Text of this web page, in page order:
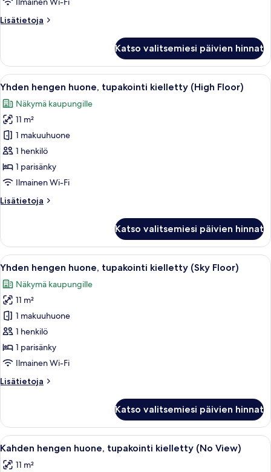
(No
Lisätietoja
Lisätietoja
huone,
tupakointi
kielletty
View)
Katso valitsemiesi päivien hinnat
Avaa
kaikki
huonetyypin
Yhden
hengen
huone,
tupakointi
kielletty
Floor)
Hotellihuone, jossa on sänky,
46
Yhden hengen huone, tupakointi kielletty (High Floor)
Näkymä kaupungille
11 m²
1 makuuhuone
1 henkilö
1 parisänky
Ilmainen Wi-Fi
Lisätietoja
Lisätietoja
huone,
tupakointi
kielletty
Floor)
Katso valitsemiesi päivien hinnat
Avaa
kaikki
huonetyypin
Yhden
hengen
huone,
tupakointi
kielletty
Floor)
Hotellihuone, jossa on sänky,
46
Yhden hengen huone, tupakointi kielletty (Sky Floor)
Näkymä kaupungille
11 m²
1 makuuhuone
1 henkilö
1 parisänky
Ilmainen Wi-Fi
Lisätietoja
Lisätietoja
huone,
tupakointi
kielletty
Floor)
Katso valitsemiesi päivien hinnat
Avaa
kaikki
Hotellihuone, jossa on sänky,
46
Kahden hengen huone, tupakointi kielletty (No View)
11 m²